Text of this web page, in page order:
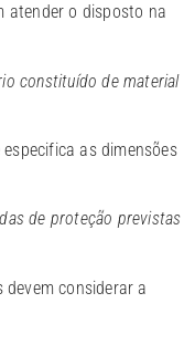
atender o disposto na
constituído de material
especifica as dimensões
de proteção previstas
considerar a